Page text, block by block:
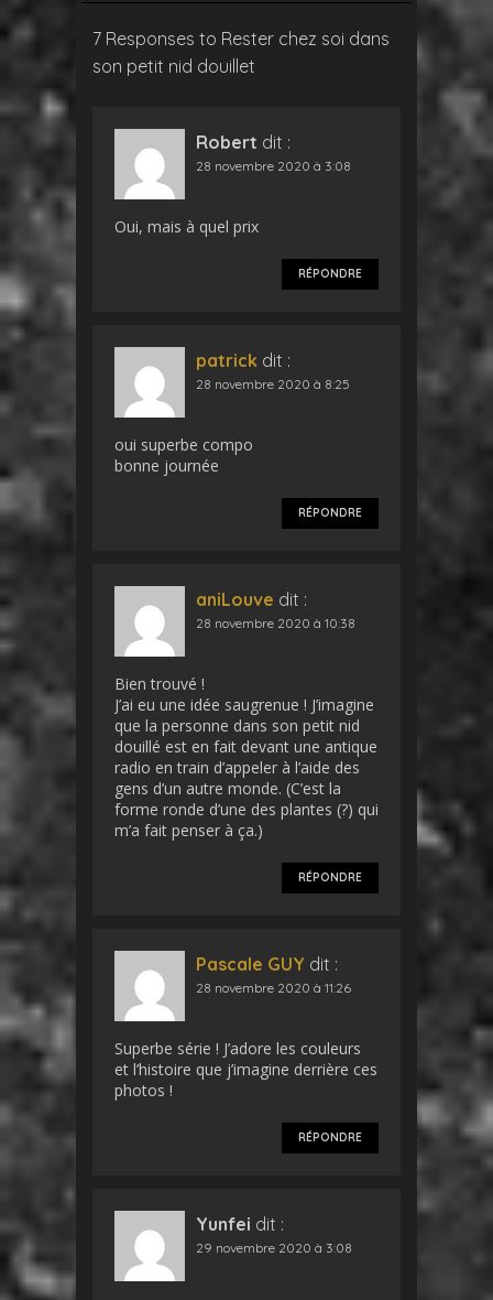
7 Responses to Rester chez soi dans
son petit nid douillet
Robert dit :
28 novembre 2020 à 3:08
Oui, mais à quel prix
RÉPONDRE
patrick dit :
28 novembre 2020 à 8:25
oui superbe compo
bonne journée
RÉPONDRE
aniLouve dit :
28 novembre 2020 à 10:38
Bien trouvé !
J’ai eu une idée saugrenue ! J’imagine
que la personne dans son petit nid
douillé est en fait devant une antique
radio en train d’appeler à l’aide des
gens d’un autre monde. (C’est la
forme ronde d’une des plantes (?) qui
m’a fait penser à ça.)
RÉPONDRE
Pascale GUY dit :
28 novembre 2020 à 11:26
Superbe série ! J’adore les couleurs
et l’histoire que j’imagine derrière ces
photos !
RÉPONDRE
Yunfei dit :
29 novembre 2020 à 3:08